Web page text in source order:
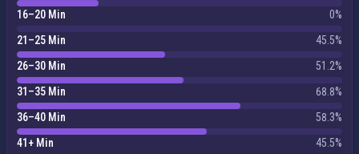
16–20 Min
0%
21–25 Min
45.5%
26–30 Min
51.2%
31–35 Min
68.8%
36–40 Min
58.3%
41+ Min
45.5%